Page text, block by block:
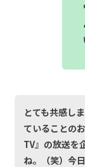
とても共感し
ていることの
TV』の放送を
ね。（笑）今